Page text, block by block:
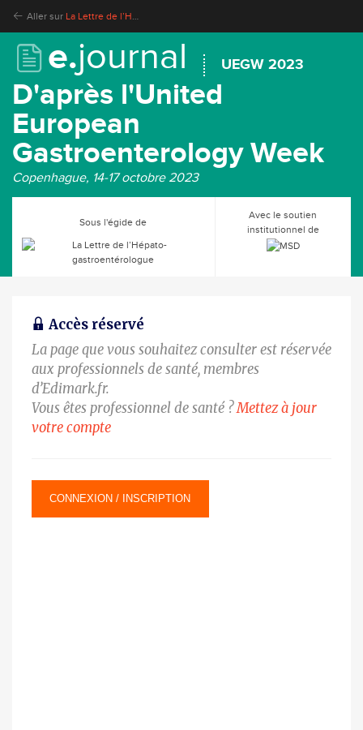
Aller sur La Lettre de l’Hépato-gastroentérologue
e.journal UEGW 2023
D'après l'United
European
Gastroenterology Week
Copenhague, 14-17 octobre 2023
Sous l'égide de
Avec le soutien
institutionnel de
Accès réservé
La page que vous souhaitez consulter est réservée
aux professionnels de santé, membres
d’Edimark.fr.
Vous êtes professionnel de santé ?Mettez à jour
votre compte
CONNEXION / INSCRIPTION